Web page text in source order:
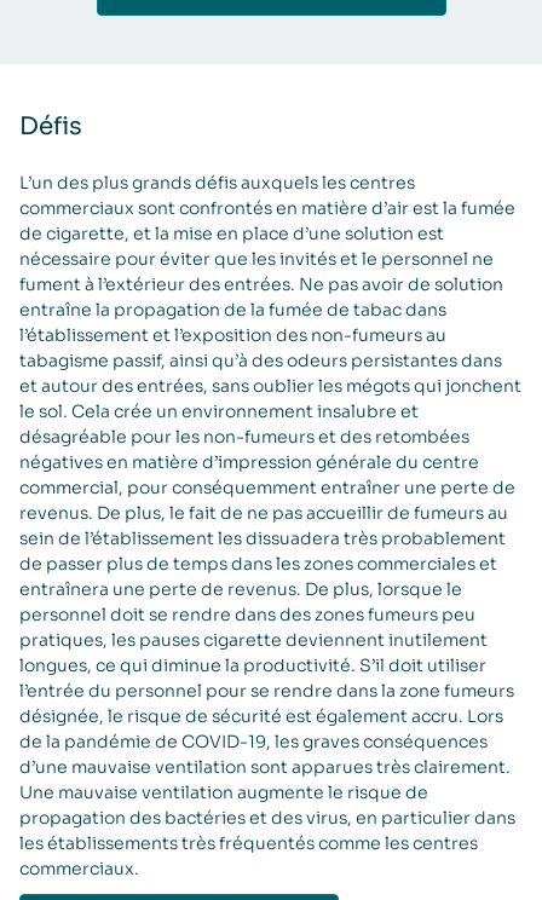
Défis
L’un des plus grands défis auxquels les centres
commerciaux sont confrontés en matière d’air est la fumée
de cigarette, et la mise en place d’une solution est
nécessaire pour éviter que les invités et le personnel ne
fument à l’extérieur des entrées. Ne pas avoir de solution
entraîne la propagation de la fumée de tabac dans
l’établissement et l’exposition des non-fumeurs au
tabagisme passif, ainsi qu’à des odeurs persistantes dans
et autour des entrées, sans oublier les mégots qui jonchent
le sol. Cela crée un environnement insalubre et
désagréable pour les non-fumeurs et des retombées
négatives en matière d’impression générale du centre
commercial, pour conséquemment entraîner une perte de
revenus. De plus, le fait de ne pas accueillir de fumeurs au
sein de l’établissement les dissuadera très probablement
de passer plus de temps dans les zones commerciales et
entraînera une perte de revenus. De plus, lorsque le
personnel doit se rendre dans des zones fumeurs peu
pratiques, les pauses cigarette deviennent inutilement
longues, ce qui diminue la productivité. S’il doit utiliser
l’entrée du personnel pour se rendre dans la zone fumeurs
désignée, le risque de sécurité est également accru. Lors
de la pandémie de COVID-19, les graves conséquences
d’une mauvaise ventilation sont apparues très clairement.
Une mauvaise ventilation augmente le risque de
propagation des bactéries et des virus, en particulier dans
les établissements très fréquentés comme les centres
commerciaux.